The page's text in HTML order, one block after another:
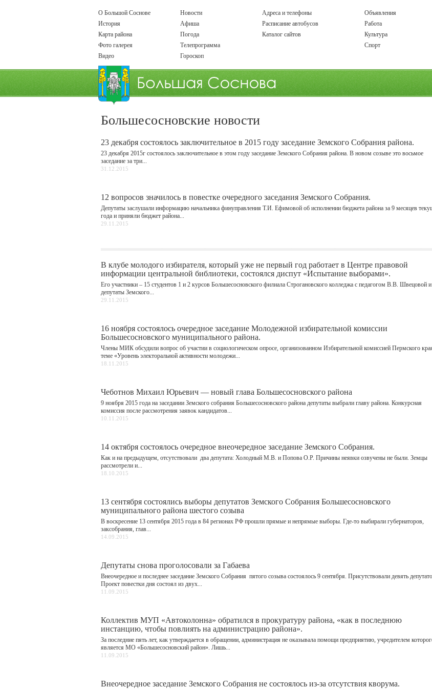
О Большой Соснове
История
Карта района
Фото галерея
Видео
Новости
Афиша
Погода
Телепрограмма
Гороскоп
Адреса и телефоны
Расписание автобусов
Каталог сайтов
Объявления
Работа
Культура
Спорт
Большесосновские новости
23 декабря состоялось заключительное в 2015 году заседание Земского Собрания района.
23 декабря 2015г состоялось заключительное в этом году заседание Земского Собрания района. В новом созыве это восьмое
заседание за три...
31.12.2015
12 вопросов значилось в повестке очередного заседания Земского Собрания.
Депутаты заслушали информацию начальника финуправления Т.И. Ефимовой об исполнении бюджета района за 9 месяцев
года и приняли бюджет района...
29.11.2015
В клубе молодого избирателя, который уже не первый год работает в Центре правовой
информации центральной библиотеки, состоялся диспут «Испытание выборами».
Его участники – 15 студентов 1 и 2 курсов Большесосновского филиала Строгановского колледжа с педагогом В.В. Швецовой и
депутаты Земского...
29.11.2015
16 ноября состоялось очередное заседание Молодежной избирательной комиссии
Большесосновского муниципального района.
Члены МИК обсудили вопрос об участии в социологическом опросе, организованном Избирательной комиссией Пермского
теме «Уровень электоральной активности молодежи...
18.11.2015
Чеботнов Михаил Юрьевич — новый глава Большесосновского района
9 ноября 2015 года на заседании Земского собрания Большесосновского района депутаты выбрали главу района. Конкурсная
комиссия после рассмотрения заявок кандидатов...
10.11.2015
14 октября состоялось очередное внеочередное заседание Земского Собрания.
Как и на предыдущем, отсутствовали два депутата: Холодный М.В. и Попова О.Р. Причины неявки озвучены не были. Земцы
рассмотрели и...
18.10.2015
13 сентября состоялись выборы депутатов Земского Собрания Большесосновского
муниципального района шестого созыва
В воскресение 13 сентября 2015 года в 84 регионах РФ прошли прямые и непрямые выборы. Где-то выбирали губернаторов,
заксобрания, глав...
14.09.2015
Депутаты снова проголосовали за Габаева
Внеочередное и последнее заседание Земского Собрания пятого созыва состоялось 9 сентября. Присутствовали девять
Проект повестки дня состоял из двух...
11.09.2015
Коллектив МУП «Автоколонна» обратился в прокуратуру района, «как в последнюю
инстанцию, чтобы повлиять на администрацию района».
За последние пять лет, как утверждается в обращении, администрация не оказывала помощи предприятию, учредителем
является МО «Большесосновский район». Лишь...
11.09.2015
Внеочередное заседание Земского Cобрания не состоялось из-за отсутствия кворума.